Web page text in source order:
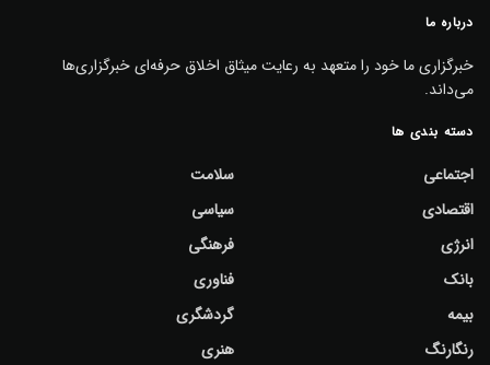
درباره ما
خبرگزاری ما خود را متعهد به رعایت میثاق اخلاق حرفه‌ای خبرگزاری‌ها
می‌داند.
دسته بندی ها
اجتماعی
اقتصادی
انرژی
بانک
بیمه
رنگارنگ
سلامت
سیاسی
فرهنگی
فناوری
گردشگری
هنری